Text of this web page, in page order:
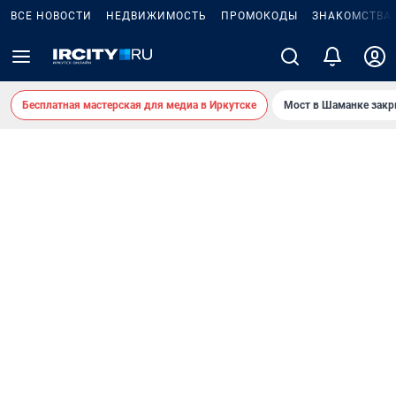
ВСЕ НОВОСТИ НЕДВИЖИМОСТЬ ПРОМОКОДЫ ЗНАКОМСТВА
Бесплатная мастерская для медиа в Иркутске Мост в Шаманке